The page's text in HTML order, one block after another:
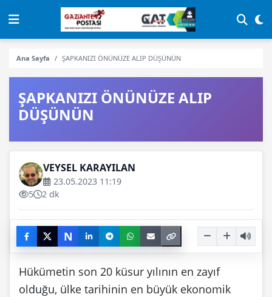
Ana Sayfa ŞAPKANIZI ÖNÜNÜZE ALIP DÜŞÜNÜN
ŞAPKANIZI ÖNÜNÜZE ALIP
DÜŞÜNÜN
VEYSEL KARAYILAN
23.05.2023 11:19
5
2 dk
N
Hükümetin son 20 küsur yılının en zayıf
olduğu, ülke tarihinin en büyük ekonomik